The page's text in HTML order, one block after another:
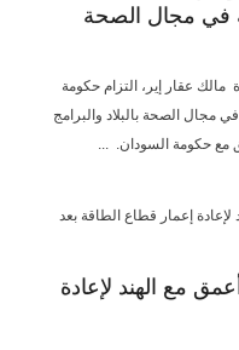
في مجال الصحة
عقار إير، التزام حكومة
مجال الصحة بالبلاد والبرامج
مع حكومة السودان. ...
مع الهند لإعادة